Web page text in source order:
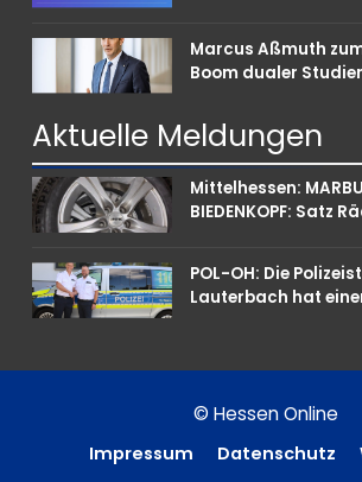
Marcus Aßmuth
Boom dualer
punkten können
Aktuelle Meldungen
Mittelhessen:
BIEDENKOPF: Satz
POL-OH: Die
Lauterbach hat
© Hessen Online
Impressum Datenschutz